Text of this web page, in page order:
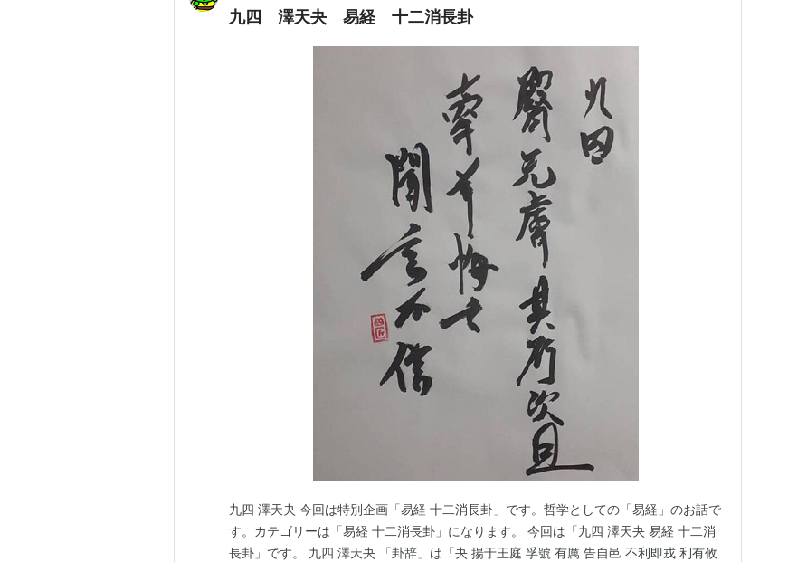
九四 澤天夬 易経 十二消長卦
九四 澤天夬 今回は特別企画「易経 十二消長卦」です。哲学としての「易経」のお話で
す。カテゴリーは「易経 十二消長卦」になります。 今回は「九四 澤天夬 易経 十二消
長卦」です。 九四 澤天夬 「卦辞」は「夬 揚于王庭 孚號 有厲 告自邑 不利即戎 利有攸